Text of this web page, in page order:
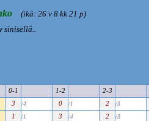
(ikä: 26 v 8 kk 21 p)
sinisellä..
0-1 1-2 2-3
3 /4 0 /1 2 /3
1 /1 3 /4 2 /3